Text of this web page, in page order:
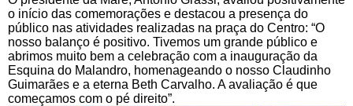
o início das comemorações e destacou a presença do
público nas atividades realizadas na praça do Centro: “O
nosso balanço é positivo. Tivemos um grande público e
abrimos muito bem a celebração com a inauguração da
Esquina do Malandro, homenageando o nosso Claudinho
Guimarães e a eterna Beth Carvalho. A avaliação é que
começamos com o pé direito”.